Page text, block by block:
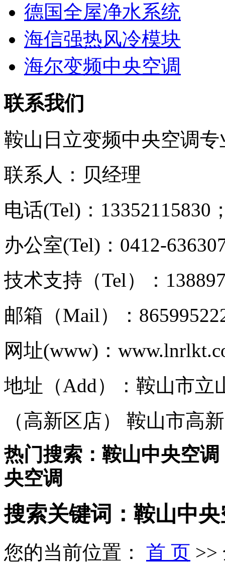
德国全屋净水系统
海信强热风冷模块
海尔变频中央空调
联系我们
鞍山日立变频中央空调专
联系人：贝经理
电话(Tel)：13352115830
办公室(Tel)：0412-
技术支持（Tel）：
邮箱（Mail）：
网址(www)：
地址（Add）：鞍山市立
（高新区店） 鞍山市高
热门搜索：鞍山中央空
央空调
搜索关键词：鞍山中
您的当前位置： 首 页 >>